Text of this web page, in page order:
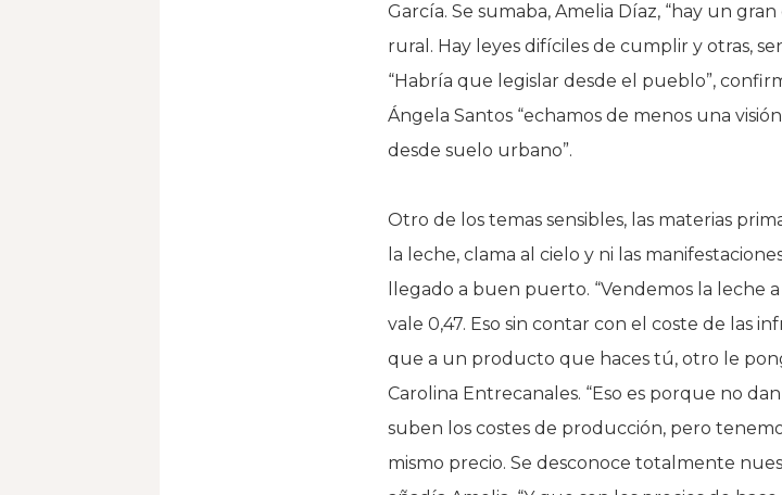
García. Se sumaba, Amelia Díaz, “hay un
rural. Hay leyes difíciles de cumplir y otras,
“Habría que legislar desde el pueblo”,
Ángela Santos “echamos de menos una
desde suelo urbano”.
Otro de los temas sensibles, las materias
la leche, clama al cielo y ni las
llegado a buen puerto. “Vendemos la leche
vale 0,47. Eso sin contar con el coste de las
que a un producto que haces tú, otro le
Carolina Entrecanales. “Eso es porque no
suben los costes de producción, pero
mismo precio. Se desconoce totalmente